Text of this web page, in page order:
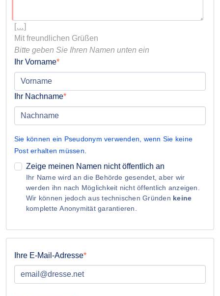
[…]
Bitte geben Sie Ihren Namen unten ein
Ihr Vorname
Ihr Nachname
Sie können ein Pseudonym verwenden, wenn Sie keine
Post erhalten müssen
Zeige meinen Namen nicht öffentlich an
Ihr Name wird an die Behörde gesendet, aber wir
werden ihn nach Möglichkeit nicht öffentlich anzeigen.
Wir können jedoch aus technischen Gründen keine
komplette Anonymität garantieren.
Ihre E-Mail-Adresse